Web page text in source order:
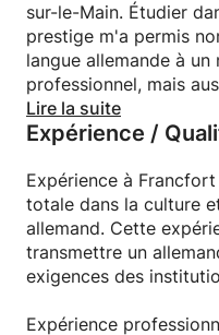
travailler avec des
débutant curieux au
s'expatrier, en passant
d'un coup de pouce
Ma méthode repose
situations réelles) pour
étape de plus vers
sur-le-Main. Étudier
prestige m'a permis
langue allemande à
professionnel, mais
culture, de la
la langue de Goethe.
Lire la suite
Expérience /
Expérience à
totale dans la culture
allemand. Cette
transmettre un
exigences des
Expérience